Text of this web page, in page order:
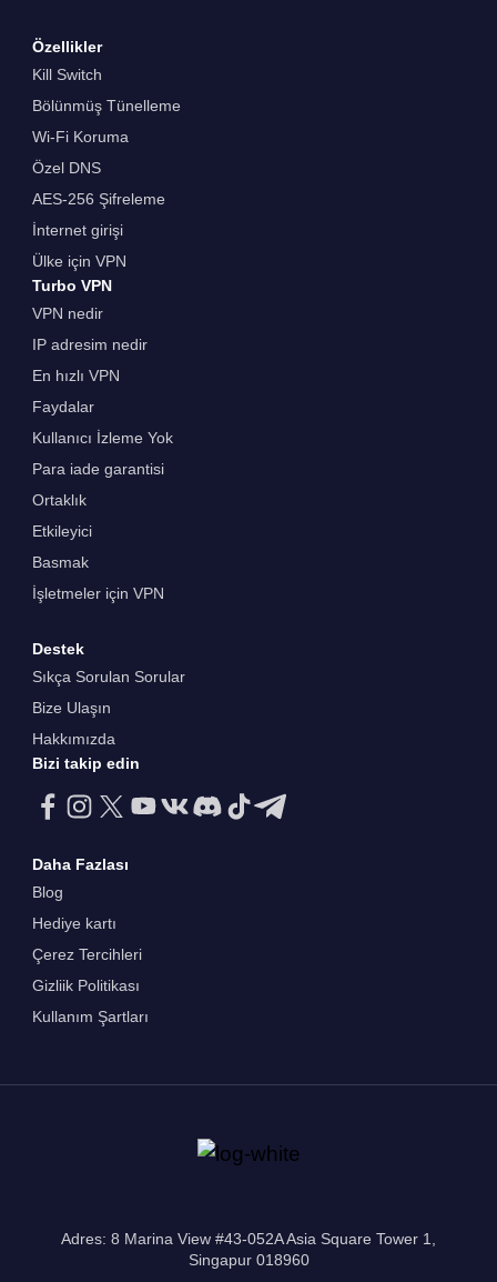
Özellikler
Kill Switch
Bölünmüş Tünelleme
Wi-Fi Koruma
Özel DNS
AES-256 Şifreleme
İnternet girişi
Ülke için VPN
Turbo VPN
VPN nedir
IP adresim nedir
En hızlı VPN
Faydalar
Kullanıcı İzleme Yok
Para iade garantisi
Ortaklık
Etkileyici
Basmak
İşletmeler için VPN
Destek
Sıkça Sorulan Sorular
Bize Ulaşın
Hakkımızda
Bizi takip edin
Daha Fazlası
Blog
Hediye kartı
Çerez Tercihleri
Gizliik Politikası
Kullanım Şartları
Adres: 8 Marina View #43-052A Asia Square Tower 1,
Singapur 018960